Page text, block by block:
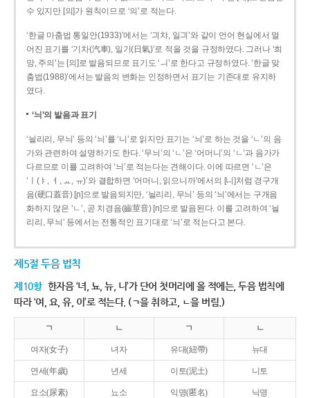
수 있지만 [의]가 원칙이므로 ‘의’로 적는다.
‘한글 마춤법 통일안(1933)’에서는 ‘긔챠, 일긔’와 같이 언어 현실에서 멀
어진 표기를 ‘기차(汽車), 일기(日氣)’로 적을 것을 규정하였다. 그러나 ‘희
망, 주의’는 [의]로 발음되므로 표기도 ‘ㅢ’로 한다고 규정하였다. ‘한글 맞
춤법(1988)’에서는 발음의 변화는 인정하면서 표기는 기존대로 유지하
였다.
‘늬’의 발음과 표기
‘늴리리, 무늬’ 등의 ‘늬’를 ‘니’로 읽지만 표기는 ‘늬’로 하는 것을 ‘ㄴ’의 음
가와 관련하여 설명하기도 한다. ‘무늬’의 ‘ㄴ’은 ‘어머니’의 ‘ㄴ’과 음가가
다르므로 이를 고려하여 ‘늬’로 적는다는 견해이다. 이에 따르면 ‘ㄴ’은
‘ㅣ(ㅑ, ㅕ, ㅛ, ㅠ)’와 결합하면 ‘어머니, 읽으니까’에서의 [니]처럼 경구개
음(硬口蓋音) [ɲ]으로 발음되지만, ‘늴리리, 무늬’ 등의 ‘늬’에서는 구개음
화하지 않은 ‘ㄴ’, 곧 치경음(齒莖音) [n]으로 발음된다. 이를 고려하여 ‘늴
리리, 무늬’ 등에서는 전통적인 표기대로 ‘늬’로 적는다고 본다.
제5절 두음 법칙
제10항 한자음 ‘녀, 뇨, 뉴, 니’가 단어 첫머리에 올 적에는, 두음 법칙에
따라 ‘여, 요, 유, 이’로 적는다. (ㄱ을 취하고, ㄴ을 버림.)
ㄱ ㄴ ㄱ ㄴ
여자(女子) 녀자 유대(紐帶) 뉴대
연세(年歲) 년세 이토(泥土) 니토
요소(尿素) 뇨소 익명(匿名) 닉명